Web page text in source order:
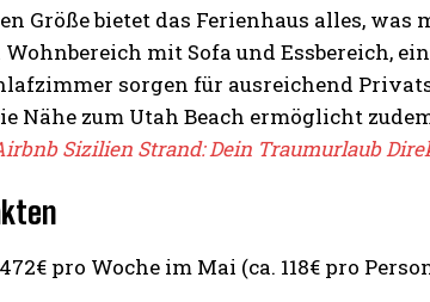
Größe bietet das Ferienhaus alles,
mit Sofa und Essbereich,
sorgen für ausreichend
Nähe zum Utah Beach ermöglicht
Sizilien Strand: Dein Traumurlaub
pro Woche im Mai (ca. 118€ pro